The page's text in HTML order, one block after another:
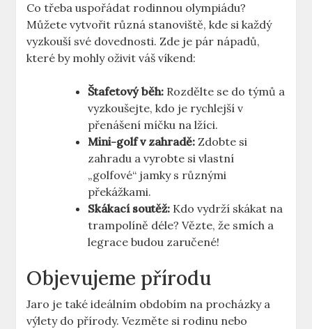
Co třeba uspořádat rodinnou olympiádu?
Můžete vytvořit různá stanoviště, kde si každý
vyzkouší své dovednosti. Zde je pár nápadů,
které by mohly oživit váš víkend:
Štafetový běh: Rozdělte se do týmů a
vyzkoušejte, kdo je rychlejší v
přenášení míčku na lžíci.
Mini-golf v zahradě: Zdobte si
zahradu a vyrobte si vlastní
„golfové“ jamky s různými
překážkami.
Skákací soutěž: Kdo vydrží skákat na
trampolíně déle? Vězte, že smích a
legrace budou zaručené!
Objevujeme přírodu
Jaro je také ideálním obdobím na procházky a
výlety do přírody. Vezměte si rodinu nebo